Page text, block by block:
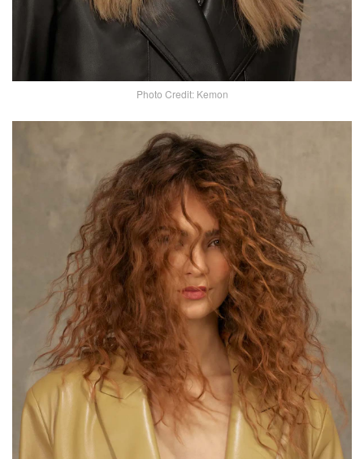
Photo Credit: Kemon